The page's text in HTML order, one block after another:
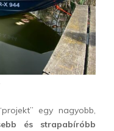
egy nagyobb,
és strapabíróbb